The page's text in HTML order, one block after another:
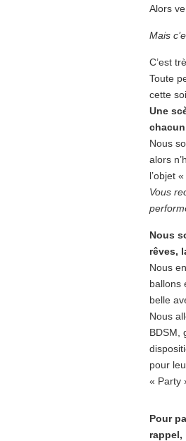
Alors
Mais
C’est
Toute
cette
Une
chacun
Nous
alors
l’objet
Vous
Nous
rêves,
Nous
ballons
belle
Nous
BDSM,
pour
« Party
Pour
rappel,